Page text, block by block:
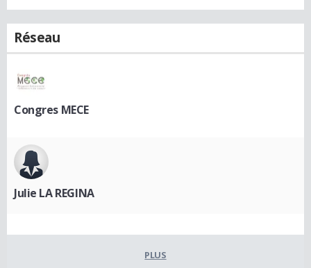
Réseau
Congres MECE
Julie LA REGINA
PLUS